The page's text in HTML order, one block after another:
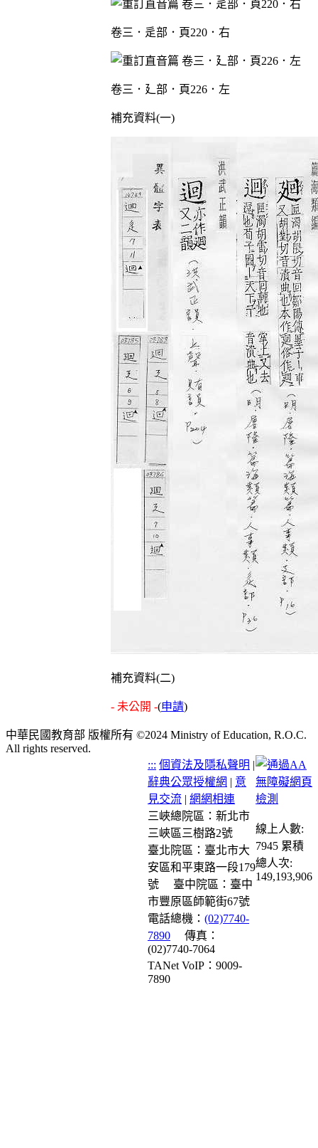
卷三．辵部．頁220．右
卷三．廴部．頁226．左
補充資料(一)
補充資料(二)
- 未公開 -(申請)
中華民國教育部 版權所有 ©2024 Ministry of Education, R.O.C.
All rights reserved.
::: 個資法及隱私聲明 |
辭典公眾授權網 | 意
見交流 | 網網相連
三峽總院區：新北市
三峽區三樹路2號
臺北院區：臺北市大
安區和平東路一段179
號
臺中院區：臺中
市豐原區師範街67號
電話總機： (02)7740-
7890
傳真：
(02)7740-7064
TANet VoIP：9009-
7890
線上人數:
7945 累積
總人次:
149,193,906